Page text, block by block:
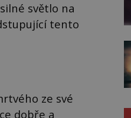
světlo na
tento
ze své
dobře a